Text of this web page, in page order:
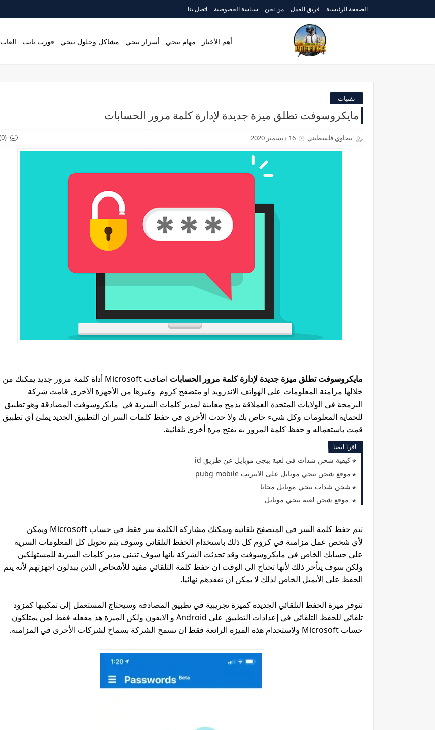
الصفحة الرئيسية فريق العمل من نحن سياسة الخصوصية اتصل بنا
أهم الأخبار مهام ببجي أسرار ببجي مشاكل وحلول ببجي فورت نايت العاب
تقنيات
مايكروسوفت تطلق ميزة جديدة لإدارة كلمة مرور الحسابات
ببجاوي فلسطيني 16 ديسمبر 2020 (0)
مايكروسوفت تطلق ميزة جديدة لإدارة كلمة مرور الحسابات
اضافت Microsoft أداة كلمة مرور جديد يمكنك من
خلالها مزامنة المعلومات على الهواتف الاندرويد او متصفح كروم وغيرها من الأجهزة الأخرى قامت شركة
البرمجة في الولايات المتحدة العملاقة بدمج معاينة لمدير كلمات السرية في مايكروسوفت المصادقة وهو تطبيق
للحماية المعلومات وكل شيء خاص بك ولا حدث الأخرى في حفظ كلمات السر ان التطبيق الجديد يملئ أي تطبيق
قمت باستعماله و حفظ كلمة المرور به يفتح مرة أخرى تلقائية.
اقرا ايضا
كيفية شحن شدات في لعبة ببجي موبايل عن طريق id
موقع شحن ببجي موبايل على الانترنت pubg mobile
شحن شدات ببجي موبايل مجانا
موقع شحن لعبة ببجي موبايل
تتم حفظ كلمة السر في المتصفح تلقائية ويمكنك مشاركة الكلمة سر فقط في حساب Microsoft ويمكن
لأي شخص عمل مزامنة في كروم كل ذلك باستخدام الحفظ التلقائي وسوف يتم تحويل كل المعلومات السرية
على حسابك الخاص في مايكروسوفت وقد تحدثت الشركة بانها سوف تتبنى مدير كلمات السرية للمستهلكين
ولكن سوف يتأخر ذلك لأنها تحتاج الى الوقت ان حفظ كلمة التلقائي مفيد للأشخاص الذين يبدلون اجهزتهم لأنه يتم
الحفظ على الأيميل الخاص لذلك لا يمكن ان تفقدهم نهائيا.
تتوفر ميزة الحفظ التلقائي الجديدة كميزة تجريبية في تطبيق المصادقة وسيحتاج المستعمل إلى تمكينها كمزود
تلقائي للحفظ التلقائي في إعدادات التطبيق على Android و الايفون ولكن الميزة هذ مفعله فقط لمن يمتلكون
حساب Microsoft ولاستخدام هذه الميزة الرائعة فقط ان تسمح الشركة بسماح لشركات الأخرى في المزامنة.